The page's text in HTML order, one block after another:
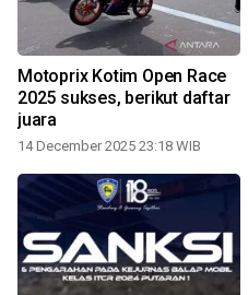
Motoprix Kotim Open Race
2025 sukses, berikut daftar
juara
14 December 2025 23:18 WIB